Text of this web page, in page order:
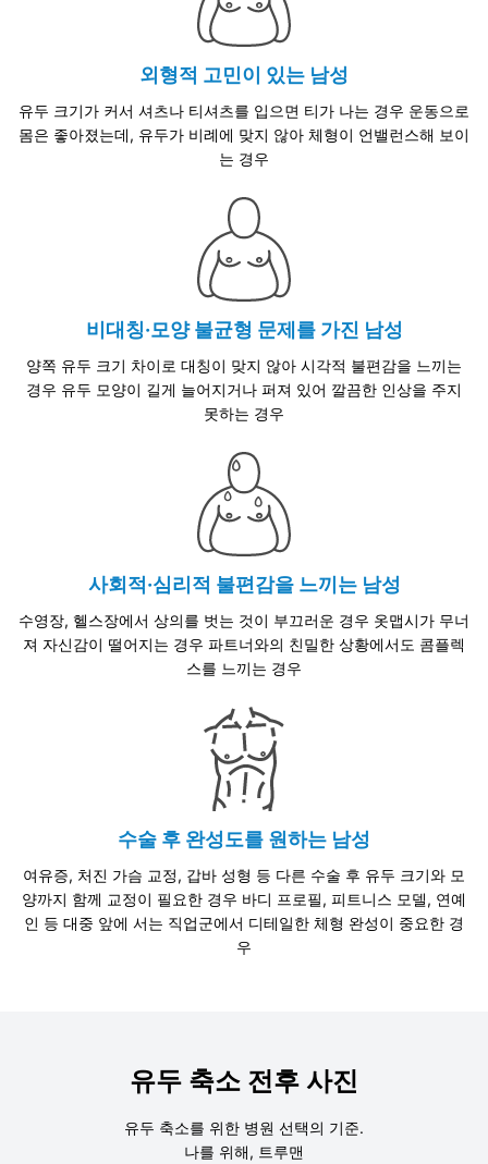
외형적 고민이 있는 남성
유두 크기가 커서 셔츠나 티셔츠를 입으면 티가 나는 경우 운동으로
몸은 좋아졌는데, 유두가 비례에 맞지 않아 체형이 언밸런스해 보이
는 경우
비대칭·모양 불균형 문제를 가진 남성
양쪽 유두 크기 차이로 대칭이 맞지 않아 시각적 불편감을 느끼는
경우 유두 모양이 길게 늘어지거나 퍼져 있어 깔끔한 인상을 주지
못하는 경우
사회적·심리적 불편감을 느끼는 남성
수영장, 헬스장에서 상의를 벗는 것이 부끄러운 경우 옷맵시가 무너
져 자신감이 떨어지는 경우 파트너와의 친밀한 상황에서도 콤플렉
스를 느끼는 경우
수술 후 완성도를 원하는 남성
여유증, 처진 가슴 교정, 갑바 성형 등 다른 수술 후 유두 크기와 모
양까지 함께 교정이 필요한 경우 바디 프로필, 피트니스 모델, 연예
인 등 대중 앞에 서는 직업군에서 디테일한 체형 완성이 중요한 경
우
유두 축소 전후 사진
유두 축소를 위한 병원 선택의 기준.
나를 위해, 트루맨